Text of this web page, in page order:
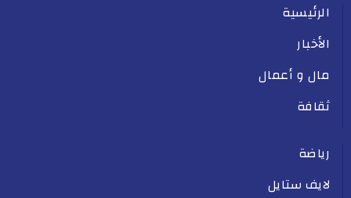
الرئيسية
الأخبار
مال و أعمال
ثقافة
رياضة
لايف ستايل